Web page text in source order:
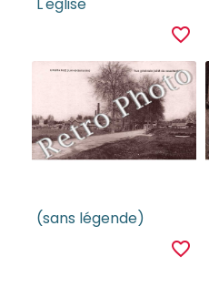
L'eglise
favorite_border
(sans légende)
favorite_border